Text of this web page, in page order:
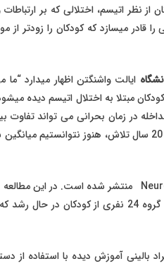
نظر اتیسم، اختلالی که بر
را قادر میسازد که کودکان را زودتر
کودکان مبتلا به اختلال اتیسم دیده
در زمان بحرانی می تواند تفاوت
باشد و اضافه میکند که با این حال پس از 20 سال
تشخیص داده شده بودند، به همراه یک گروه
بالینی آموزش دیده با استفاده